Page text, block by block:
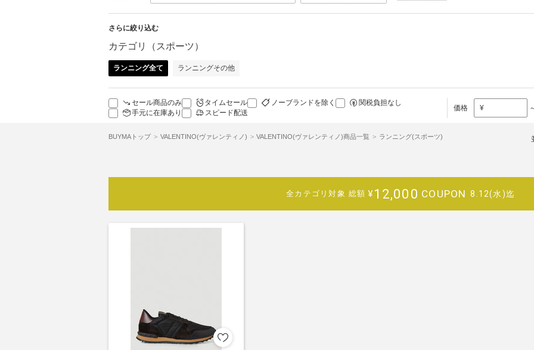
さらに絞り込む
カテゴリ（スポーツ）
ランニング全て ランニングその他
セール商品のみ タイムセール ノーブランドを除く
関税負担なし
手元に在庫あり
スピード配送
価格 ¥
BUYMAトップ VALENTINO(ヴァレンティノ) VALENTINO(ヴァレンティノ)商品一覧 ランニング(スポーツ)
全カテゴリ対象 総額 ¥12,000 COUPON 8.12(水)迄